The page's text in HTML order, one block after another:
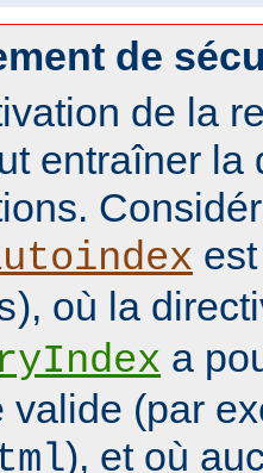
de
de la
entraîner la
), où la
a
valide (par
), et où